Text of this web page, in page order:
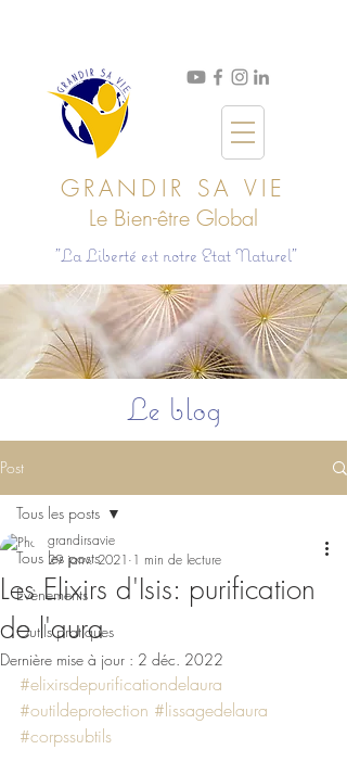
GRANDIR SA VIE
Le Bien-être Global
"La Liberté est notre Etat Naturel"
Le blog
Post
Tous les posts
Evènements
Outils pratiques
Tous les posts
Les Elixirs d'Isis: purification
de l'aura
grandirsavie
29 janv. 2021 1 min de lecture
Dernière mise à jour : 2 déc. 2022
#elixirsdepurificationdelaura
#outildeprotection #lissagedelaura
#corpssubtils